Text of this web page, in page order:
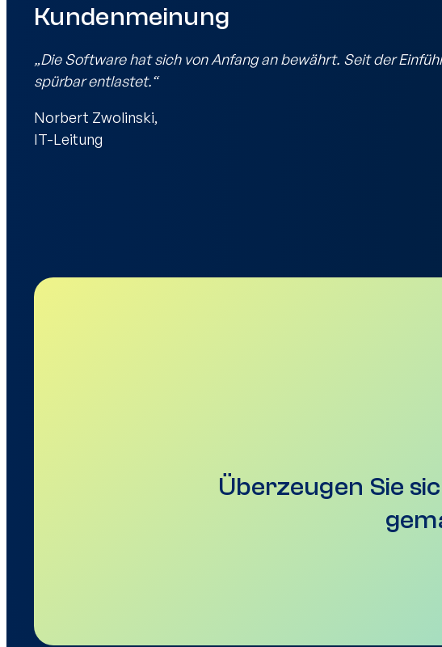
Kundenmeinung
„Die Software hat sich von Anfang an bewährt. Seit der
spürbar entlastet.“
Norbert Zwolinski,
IT-Leitung
Überzeugen Sie